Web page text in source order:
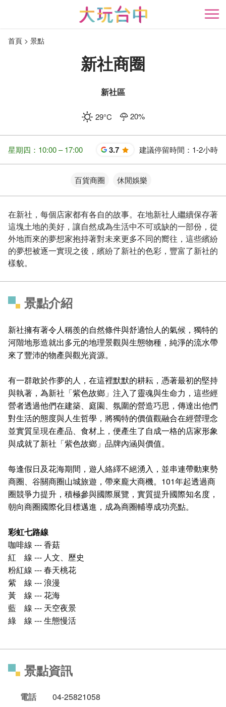
開
首頁 景點
新社商圈
新社區
29°C 20%
星期四：10:00 – 17:00 3.7 星 建議停留時間： 1-2小時
百貨商圈 休閒娛樂
在新社，每個店家都有各自的故事。在地新社人繼續保存著
這塊土地的美好，讓自然成為生活中不可或缺的一部份，從
外地而來的夢想家抱持著對未來更多不同的嚮往，這些繽紛
的夢想被逐一實現之後，繽紛了新社的色彩，豐富了新社的
樣貌。
景點介紹
新社擁有著令人稱羨的自然條件與舒適怡人的氣候，獨特的
河階地形造就出多元的地理景觀與生態物種，純淨的流水帶
來了豐沛的物產與觀光資源。
有一群敢於作夢的人，在這裡默默的耕耘，憑著最初的堅持
與執著，為新社「紫色故鄉」注入了靈魂與生命力，這些經
營者透過他們在建築、庭園、氛圍的營造巧思，傳達出他們
對生活的態度與人生哲學，將獨特的價值觀融合在經營理念
並實質呈現在產品、食材上，便產生了自成一格的店家形象
與成就了新社「紫色故鄉」品牌內涵與價值。
每逢假日及花海期間，遊人絡繹不絕湧入，並串連帶動東勢
商圈、谷關商圈山城旅遊，帶來龐大商機。101年起透過商
圈競爭力提升，積極參與國際展覽，實質提升國際知名度，
朝向商圈國際化目標邁進，成為商圈輔導成功亮點。
彩虹七路線
咖啡線 --- 香菇
紅 線 --- 人文、歷史
粉紅線 --- 春天桃花
紫 線 --- 浪漫
黃 線 --- 花海
藍 線 --- 天空夜景
綠 線 --- 生態慢活
景點資訊
電話
04-25821058